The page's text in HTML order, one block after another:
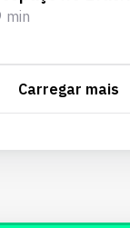
min
Carregar mais